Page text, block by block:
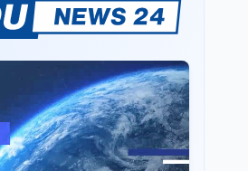
Consiglio di Stato:
scorrere la graduatoria
dopo il semestre filtro
Lavoro5 ago
Volontariato, firmata
l’intesa triennale tra
Ministero del Lavoro e
CSVnet ETS